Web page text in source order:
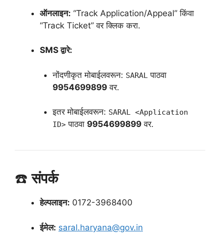
ऑनलाइन: “Track Application/Appeal” किंवा
“Track Ticket” वर क्लिक करा.
SMS द्वारे:
नोंदणीकृत मोबाईलवरून: SARAL पाठवा
9954699899वर.
इतर मोबाईलवरून: SARAL <Application
ID>पाठवा 9954699899वर.
☎️संपर्क
हेल्पलाइन: 0172-3968400
ईमेल: saral.haryana@gov.in